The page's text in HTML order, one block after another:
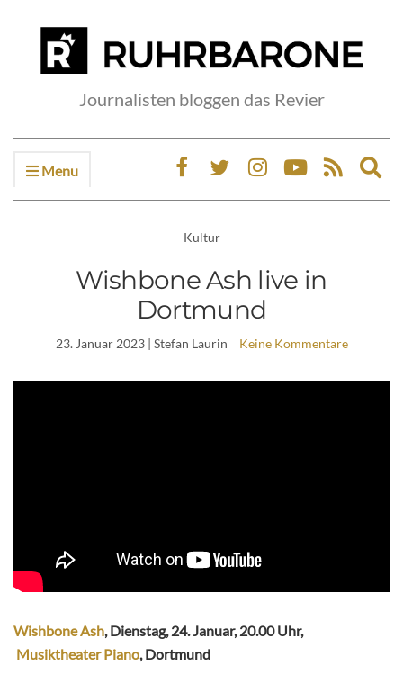
Journalisten bloggen das Revier
Menu
Kultur
Wishbone Ash live in
Dortmund
23. Januar 2023| Stefan Laurin Keine Kommentare
Wishbone Ash, Dienstag, 24. Januar, 20.00 Uhr,
Musiktheater Piano, Dortmund